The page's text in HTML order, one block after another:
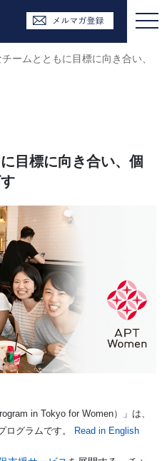
ームとともに目標に向き合い、
目標に向き合い、個
in Tokyo for Women）」は、
グラムです。
Read in English